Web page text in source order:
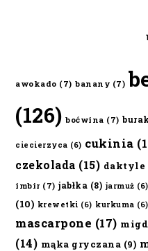
awokado (7) banany (7)
(126) boćwina (7)
ciecierzyca (6) cukinia
czekolada (15) daktyle
imbir (7) jabłka (8) jarmuż (6)
(10) krewetki (6) kurkuma (6)
mascarpone (17)
(14) mąka gryczana (9)